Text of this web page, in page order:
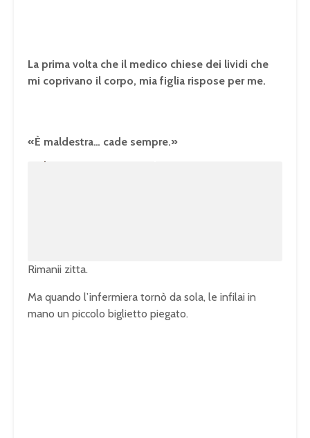
La prima volta che il medico chiese dei lividi che
mi coprivano il corpo, mia figlia rispose per me.
«È maldestra… cade sempre.»
Rimanii zitta.
Ma quando l’infermiera tornò da sola, le infilai in
mano un piccolo biglietto piegato.